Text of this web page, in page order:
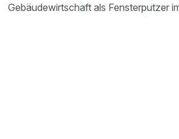
Gebäudewirtschaft als Fensterputzer